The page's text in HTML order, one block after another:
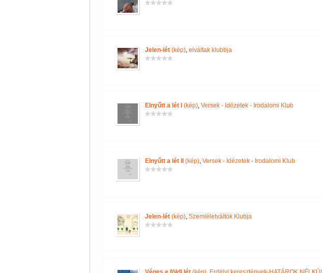
Jelen-lét(kép), elváltak klubbja
Elnyűtt a lét I (kép), Versek - Idézetek - Irodalomi Klub
Elnyűtt a lét II (kép), Versek - Idézetek - Irodalomi Klub
Jelen-lét(kép), Szemléletváltók Klubja